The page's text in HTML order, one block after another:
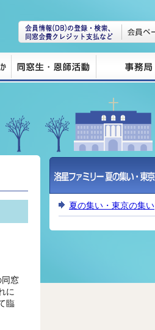
同窓
に
臨
夏の集い・東京の集い